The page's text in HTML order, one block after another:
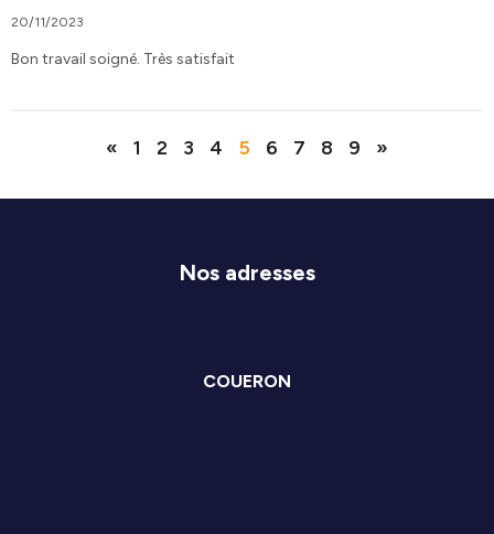
20/11/2023
Bon travail soigné. Très satisfait
« 1 2 3 4 5 6 7 8 9 »
Nos adresses
COUERON